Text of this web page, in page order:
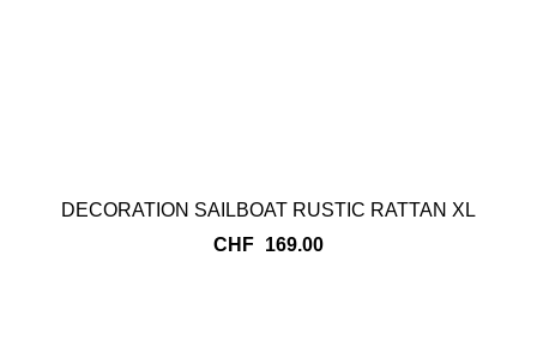
DECORATION SAILBOAT RUSTIC RATTAN XL
CHF 169.00